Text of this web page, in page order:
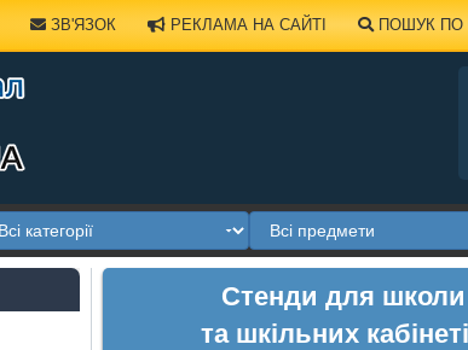
ЗВ'ЯЗОК РЕКЛАМА НА САЙТІ ПОШУК ПО
Стенди для школи
та шкільних